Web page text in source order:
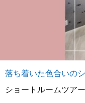
落ち着いた色合いの
ショートルームツアー